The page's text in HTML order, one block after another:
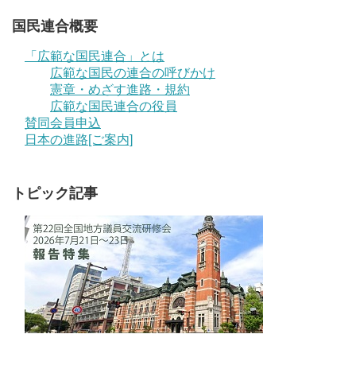
国民連合概要
「広範な国民連合」とは
広範な国民の連合の呼びかけ
憲章・めざす進路・規約
広範な国民連合の役員
賛同会員申込
日本の進路[ご案内]
トピック記事